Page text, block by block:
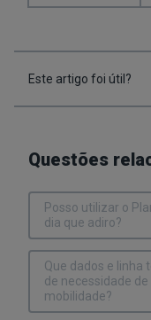
Este artigo foi útil?
Questões
Posso utilizar o
dia que adiro?
Que dados e linha
de necessidade
mobilidade?